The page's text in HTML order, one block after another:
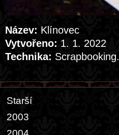
Název: Klínovec
Vytvořeno: 1. 1. 2022
Technika: Scrapbooking.
Starší
2003